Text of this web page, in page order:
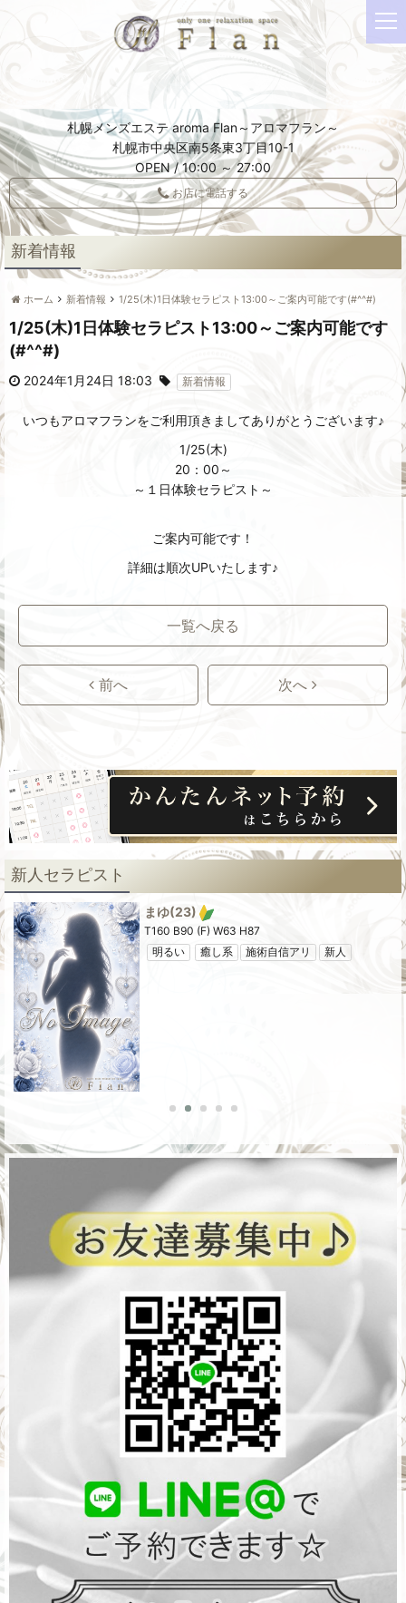
札幌メンズエステ aroma Flan～アロマフラン～
札幌市中央区南5条東3丁目10-1
OPEN / 10:00 ～ 27:00
お店に電話する
新着情報
ホーム 新着情報 1/25(木)1日体験セラピスト13:00～ご案内可能です(#^^#)
1/25(木)1日体験セラピスト13:00～ご案内可能です
(#^^#)
2024年1月24日 18:03 新着情報
いつもアロマフランをご利用頂きましてありがとうございます♪
1/25(木)
20：00～
～１日体験セラピスト～
ご案内可能です！
詳細は順次UPいたします♪
前へ
一覧へ戻る
次へ
新人セラピスト
まゆ(23)
T160 B90 (F) W63 H87
明るい
癒し系 施術自信アリ 新人
t
o
e
n
a
v
i
g
a
i